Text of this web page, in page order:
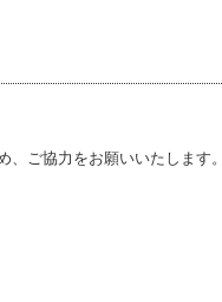
ご協力をお願いいたします。